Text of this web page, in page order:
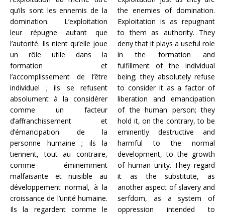
qu’ils sont les ennemis de la
domination. L’exploitation
leur répugne autant que
l’autorité. Ils nient qu’elle joue
un rôle utile dans la
formation et
l’accomplissement de l’être
individuel ; ils se refusent
absolument à la considérer
comme un facteur
d’affranchissement et
d’émancipation de la
personne humaine ; ils la
tiennent, tout au contraire,
comme éminemment
malfaisante et nuisible au
développement normal, à la
croissance de l’unité humaine.
Ils la regardent comme le
the enemies of domination.
Exploitation is as repugnant
to them as authority. They
deny that it plays a useful role
in the formation and
fulfillment of the individual
being; they absolutely refuse
to consider it as a factor of
liberation and emancipation
of the human person; they
hold it, on the contrary, to be
eminently destructive and
harmful to the normal
development, to the growth
of human unity. They regard
it as the substitute, as
another aspect of slavery and
serfdom, as a system of
oppression intended to